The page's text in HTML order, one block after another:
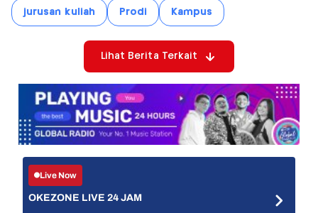
jurusan kuliah Prodi Kampus
Lihat Berita Terkait
Live Now
OKEZONE LIVE 24 JAM